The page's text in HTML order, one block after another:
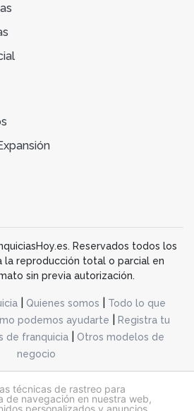
técnicas de rastreo para
de navegación en nuestra web,
personalizados y anuncios
Reservados todos los
la reproducción total o parcial en
sin previa autorización.
Quienes somos
Todo lo que
podemos ayudarte
Registra tu
de franquicia|
Otros modelos de
negocio